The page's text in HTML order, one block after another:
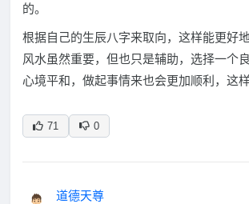
的。
根据自己的生辰八字来取向，这样能更好
风水虽然重要，但也只是辅助，选择一个
心境平和，做起事情来也会更加顺利，这
71 0
道德天尊